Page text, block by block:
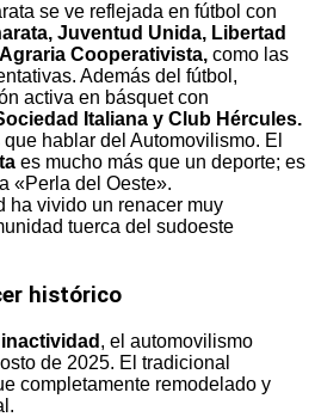
se ve reflejada en fútbol con
Juventud Unida, Libertad
Cooperativista, como las
Además del fútbol,
activa en básquet con
Italiana y Club Hércules.
hablar del Automovilismo. El
es mucho más que un deporte; es
«Perla del Oeste».
ha vivido un renacer muy
tuerca del sudoeste
histórico
, el automovilismo
de 2025. El tradicional
completamente remodelado y